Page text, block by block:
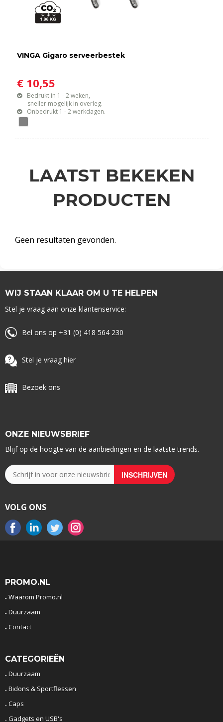
VINGA Gigaro serveerbestek
€ 10,55
Bedrukt in 1 - 2 weken,
sneller mogelijk in overleg.
Onbedrukt 1 - 2 werkdagen.
LAATST BEKEKEN
PRODUCTEN
Geen resultaten gevonden.
WIJ STAAN KLAAR OM U TE HELPEN
Stel je vraag aan onze klantenservice:
Bel ons op +31 (0) 418 564 230
Stel je vraag hier
Bezoek ons
ONZE NIEUWSBRIEF
Blijf op de hoogte van de aanbiedingen en de laatste trends.
VOLG ONS
PROMO.NL
Waarom Promo.nl
Duurzaam
Contact
CATEGORIEËN
Duurzaam
Bidons & Sportflessen
Caps
Gadgets en USB's